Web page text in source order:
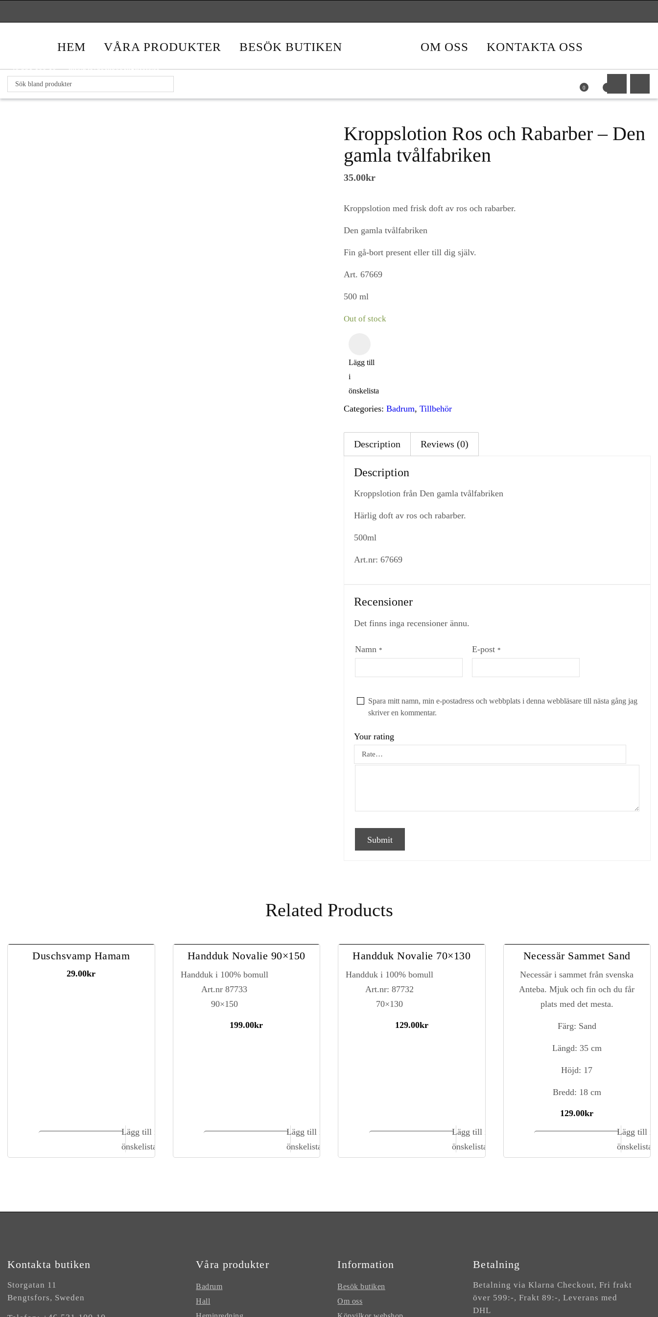
HEM VÅRA PRODUKTER BESÖK BUTIKEN OM OSS KONTAKTA OSS
0
Kroppslotion Ros och Rabarber – Den
gamla tvålfabriken
35.00kr
Kroppslotion med frisk doft av ros och rabarber.
Den gamla tvålfabriken
Fin gå-bort present eller till dig själv.
Art. 67669
500 ml
Out of stock
Lägg till
i
önskelista
Categories: Badrum, Tillbehör
Description Reviews (0)
Description
Kroppslotion från Den gamla tvålfabriken
Härlig doft av ros och rabarber.
500ml
Art.nr: 67669
Recensioner
Det finns inga recensioner ännu.
Namn * E-post *
Spara mitt namn, min e-postadress och webbplats i denna webbläsare till nästa gång jag
skriver en kommentar.
Your rating
Related Products
Duschsvamp Hamam
29.00kr
Lägg till i
önskelista
Handduk Novalie 90×150
Handduk i 100% bomull
Art.nr 87733
90×150
199.00kr
Lägg till i
önskelista
Handduk Novalie 70×130
Handduk i 100% bomull
Art.nr: 87732
70×130
129.00kr
Lägg till i
önskelista
Necessär Sammet Sand
Necessär i sammet från svenska
Anteba. Mjuk och fin och du får
plats med det mesta.
Färg: Sand
Längd: 35 cm
Höjd: 17
Bredd: 18 cm
129.00kr
Lägg till i
önskelista
Kontakta butiken
Storgatan 11
Bengtsfors, Sweden
Våra produkter
Badrum
Hall
Information
Besök butiken
Om oss
Betalning
Betalning via Klarna Checkout, Fri frakt
över 599:-, Frakt 89:-, Leverans med
DHL